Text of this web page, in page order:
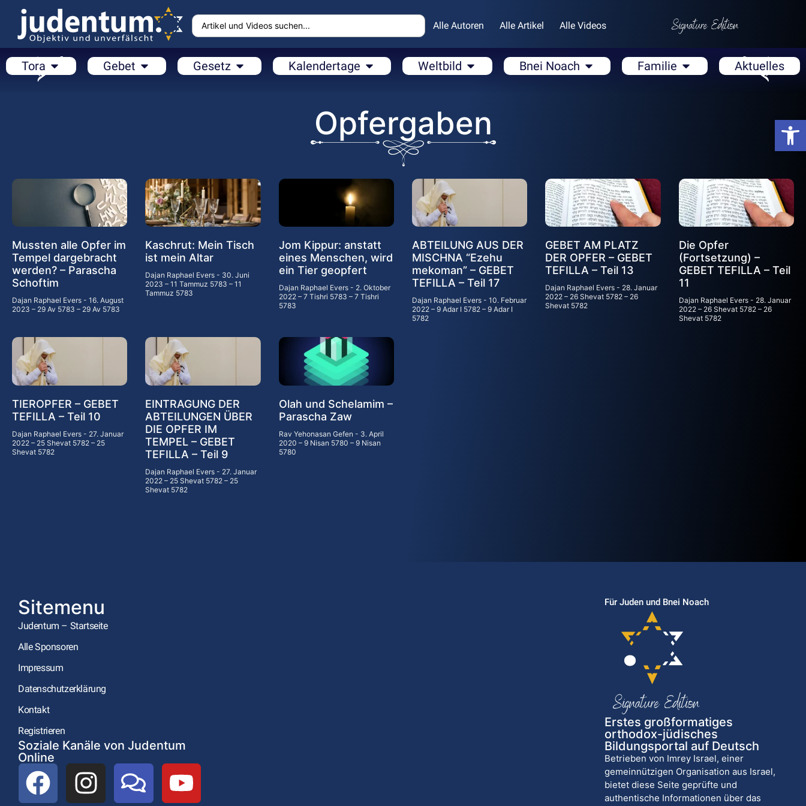
Alle Autoren Alle Artikel Alle Videos
Tora Gebet Gesetz Kalendertage Weltbild Bnei Noach Familie Aktuelles
Opfergaben
Mussten alle Opfer im
Tempel dargebracht
werden? – Parascha
Schoftim
Dajan Raphael Evers
16. August
2023 – 29 Av 5783 – 29 Av 5783
Kaschrut: Mein Tisch
ist mein Altar
Dajan Raphael Evers
30. Juni
2023 – 11 Tammuz 5783 – 11
Tammuz 5783
Jom Kippur: anstatt
eines Menschen, wird
ein Tier geopfert
Dajan Raphael Evers
2. Oktober
2022 – 7 Tishri 5783 – 7 Tishri
5783
ABTEILUNG AUS DER
MISCHNA “Ezehu
mekoman” – GEBET
TEFILLA – Teil 17
Dajan Raphael Evers
10. Februar
2022 – 9 Adar I 5782 – 9 Adar I
5782
GEBET AM PLATZ
DER OPFER – GEBET
TEFILLA – Teil 13
Dajan Raphael Evers
28. Januar
2022 – 26 Shevat 5782 – 26
Shevat 5782
Die Opfer
(Fortsetzung) –
GEBET TEFILLA – Teil
11
Dajan Raphael Evers
28. Januar
2022 – 26 Shevat 5782 – 26
Shevat 5782
TIEROPFER – GEBET
TEFILLA – Teil 10
Dajan Raphael Evers
27. Januar
2022 – 25 Shevat 5782 – 25
Shevat 5782
EINTRAGUNG DER
ABTEILUNGEN ÜBER
DIE OPFER IM
TEMPEL – GEBET
TEFILLA – Teil 9
Dajan Raphael Evers
27. Januar
2022 – 25 Shevat 5782 – 25
Shevat 5782
Olah und Schelamim –
Parascha Zaw
Rav Yehonasan Gefen
3. April
2020 – 9 Nisan 5780 – 9 Nisan
5780
Sitemenu
Judentum – Startseite
Alle Sponsoren
Impressum
Datenschutzerklärung
Kontakt
Registrieren
Soziale Kanäle von Judentum
Online
Für Juden und Bnei Noach
Erstes großformatiges
orthodox-jüdisches
Bildungsportal auf Deutsch
Betrieben von Imrey Israel, einer
gemeinnützigen Organisation aus Israel,
bietet diese Seite geprüfte und
authentische Informationen über das